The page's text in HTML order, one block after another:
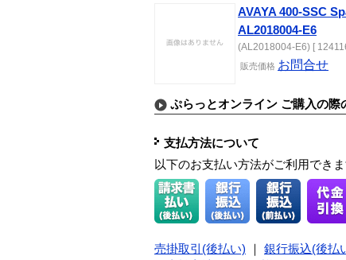
AVAYA 400-SSC
AL2018004-E6
(AL2018004-E6) [
販売価格 お問合せ
ぷらっとオンライン ご購入の際
支払方法について
以下のお支払い方法がご利用できま
売掛取引(後払い) 銀行振込(後払